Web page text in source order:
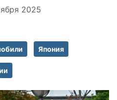
2025
Япония